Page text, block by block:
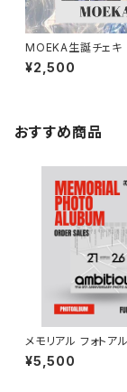
MOEKA生誕チェキ
¥2,500
おすすめ商品
メモリアル フォトア
¥5,500